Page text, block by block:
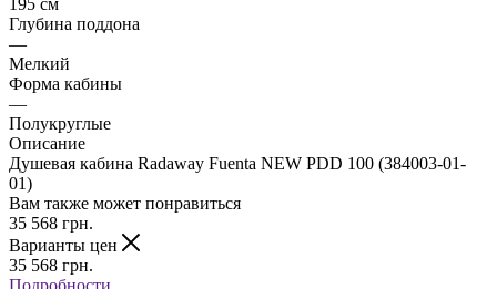
Глубина поддона
—
Мелкий
Форма кабины
—
Полукруглые
Описание
Душевая кабина Radaway Fuenta NEW PDD 100 (384003-01-
01)
Вам также может понравиться
35 568 грн.
Варианты цен
35 568 грн.
Подробности